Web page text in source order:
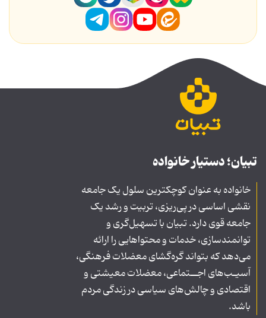
تبیان؛ دستیار خانواده
خانواده به عنوان کوچکترین سلول یک جامعه
نقشی اساسی در پی‌ریزی، تربیت و رشد یک
جامعه قوی دارد. تبیان با تسهیل‌گری و
توانمندسازی، خدمات و محتواهایی را ارائه
می‌دهد که بتواند گره‌گشای معضلات فرهنگی،
آسیـب‌های اجــتماعی، معضلات معیشتی و
اقتصادی و چالش‌های سیاسی در زندگی مردم
باشد.